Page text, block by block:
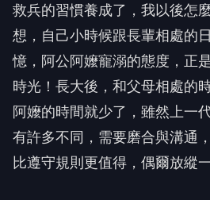
救兵的習慣養成了，我以後怎
想，自己小時候跟長輩相處的
憶，阿公阿嬤寵溺的態度，正
時光！長大後，和父母相處的
阿嬤的時間就少了，雖然上一
有許多不同，需要磨合與溝通
比遵守規則更值得，偶爾放縱